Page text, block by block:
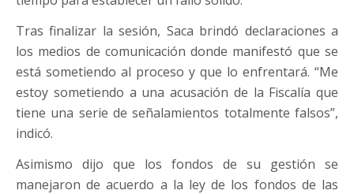
Tras finalizar la sesión, Saca brindó declaraciones a
los medios de comunicación donde manifestó que se
está sometiendo al proceso y que lo enfrentará. “Me
estoy sometiendo a una acusación de la Fiscalía que
tiene una serie de señalamientos totalmente falsos”,
indicó.
Asimismo dijo que los fondos de su gestión se
manejaron de acuerdo a la ley de los fondos de las